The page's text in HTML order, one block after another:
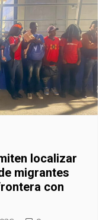
localizar
migrantes
con